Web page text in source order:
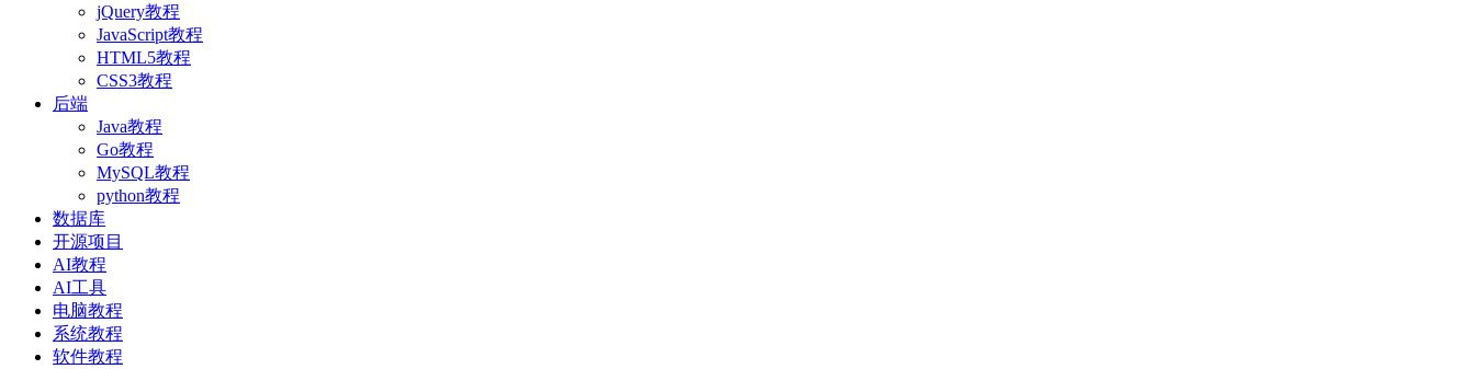
jQuery教程
JavaScript教程
HTML5教程
CSS3教程
后端
Java教程
Go教程
MySQL教程
python教程
数据库
开源项目
AI教程
AI工具
电脑教程
系统教程
软件教程